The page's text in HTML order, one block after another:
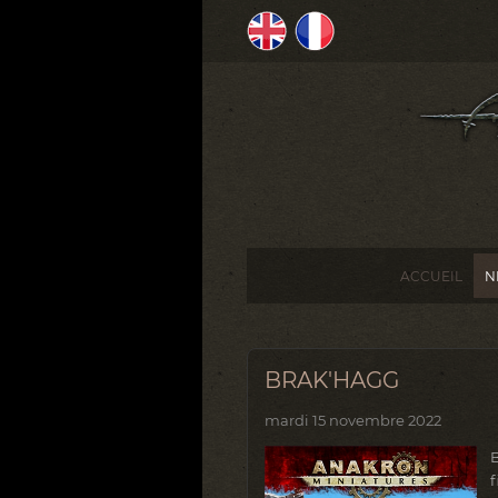
ACCUEIL
BRAK'HAGG
mardi 15 novembre 2022